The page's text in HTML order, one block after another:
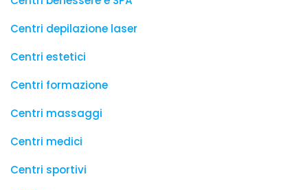
Centri depilazione laser
Centri estetici
Centri formazione
Centri massaggi
Centri medici
Centri sportivi